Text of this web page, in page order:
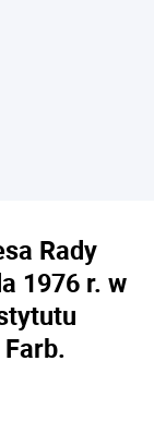
Rady
1976 r. w